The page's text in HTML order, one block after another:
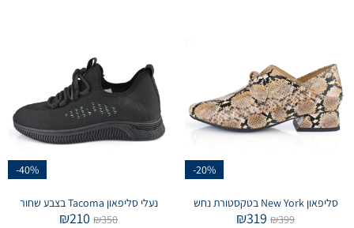
-20%
סליפאון New York בטקסטורת נחש
₪399
₪319
-40%
נעלי סליפאון Tacoma בצבע שחור
₪350
₪210